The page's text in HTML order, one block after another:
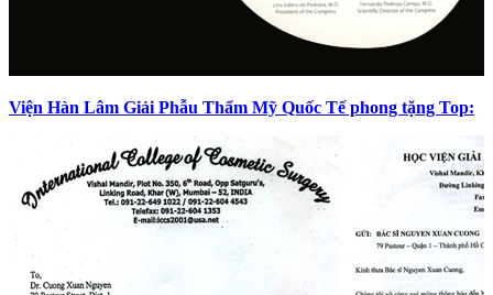
Viện Hàn Lâm Giải Phẫu Thẩm Mỹ Quốc Tế phong tặng Top: